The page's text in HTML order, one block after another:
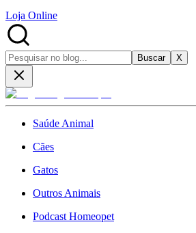
Loja Online
Buscar X
Saúde Animal
Cães
Gatos
Outros Animais
Podcast Homeopet